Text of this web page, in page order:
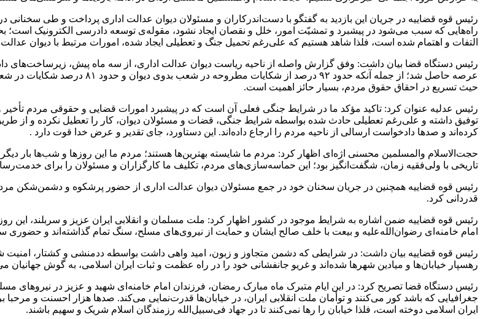
رئیس قوه قضاییه در جریان این بازدید به گفتگو با دست‌اندرکاران و مسئولان دیوان عدالت اداری پرداخت و طی
راه‌هایی که سبب می‌شود در پیشبرد و تمشیّت امور، خلل و نقصان ایجاد نشود، مقوله‌ی توسعه دادرسی الکترونیک است؛
التفات و اهتمام شده است، فلذا شاهد هستیم که علی‌رغم تحمیل جنگ و تعطیلی ایجاد شده، امورات مرتبط با دیوان
رئیس دستگاه قضا بیان داشت: وفق گزارش واصله از ناحیه ریاست دیوان عدالت اداری، از سه ماه پیش، زیرساخت‌های
عرصه حاصل شد؛ از جمله آنکه حدود
حیث تسریع در احقاق حقوق مردم، بسیار حائز اهمیت است.
رئیس عدلیه عنوان کرد: تاکید مؤکد ما در شرایط جنگی فعلی آن است که در پیشبرد امورات قضایی و حقوقی مردم تأخیر
توفیق داشته و علی‌رغم تعطیلی حادث شده بواسطه شرایط جنگی، قضات و مسئولان دیوان، کار را تعطیل نکرده و از طریق
کرده‌اند و صدها دادخواست ارسالی از ناحیه مردم را ارجاع داده‌اند. این دستاورد، جای تقدیر و عرض خدا قوت دارد .
حجت‌الاسلام والمسلمین محسنی اژه‌ای اظهار کرد: مردم ما شایسته بهترین‌ها هستند؛ مردم ما این روزها و شب‌ها بار
تاریخی با ولی‌فقیه زمان، شگفت‌انگیز بود؛ این حماسه‌سازی‌های مردم، تکلیف ما کارگزاران و مسئولان را برای
رئیس قوه قضاییه همچنین‌‌ در جریان سخنان خود در جمع مسئولان دیوان عدالت اداری از حضور پرشکوه و دشمن‌شکن
قدردانی کرد.
رئیس قوه قضاییه ضمن اشاره به شرایط موجود در کشور اظهار کرد: ملت مسلمان و انقلابی ایران عزیز و سربلند، این
امام خامنه‌ای رضوان‌الله‌علیه و بیعت با خلف صالح ایشان و حمایت از نیروی‌های مسلح، سنگ تمام گذاشته‌اند و حضوری
رئیس قوه قضاییه بیان داشت: در شرایطی که دشمن متجاوز و زبون، امید واهی داشت بواسطه ددمنشی و کشتار،
رهسپار خیابان‌ها و میادین شهرها شده‌اند و غریو جانفشانی خود را در راه عظمت و ثبات ایران اسلامی، به گوش جهانیان
رئیس دستگاه قضا تصریح کرد: در این ایام متبرک ماه مبارک رمضان، فرزندان امام خامنه‌ای شهید و عزیز در نیروهای
جغرافیایی که باشد کور می‌کنند و توأمان ملت انقلابی ایران، در خیابان‌ها قدرت‌نمایی می‌کند. صدها هزار احسنت و
ایران اسلامی دوخته است، فلذا خیابان را رها نمی‌کنند تا در جهاد فی‌سبیل‌الله رزمندگان اسلام شریک و سهیم باشند.